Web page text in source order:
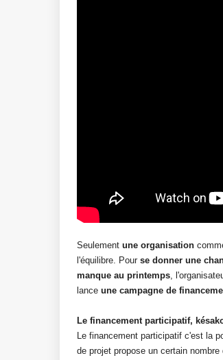
Seulement une organisation
l'équilibre. Pour se donner une
manque au printemps,
lance une campagne de
Le financement participatif,
Le financement participatif c'est la
de projet propose un certain